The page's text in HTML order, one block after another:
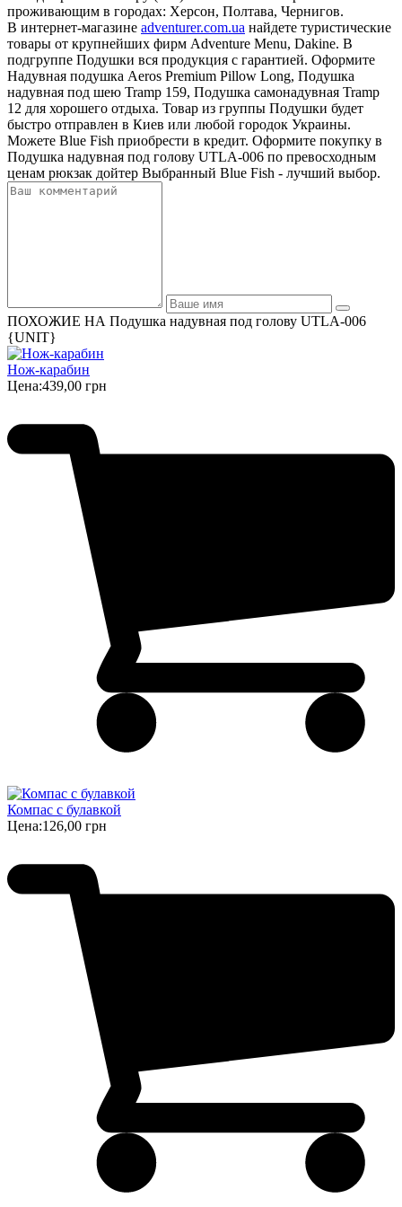
проживающим в городах: Херсон, Полтава, Чернигов.
В интернет-магазине adventurer.com.ua найдете туристические
товары от крупнейших фирм Adventure Menu, Dakine. В
подгруппе Подушки вся продукция с гарантией. Оформите
Надувная подушка Aeros Premium Pillow Long, Подушка
надувная под шею Tramp 159, Подушка самонадувная Tramp
12 для хорошего отдыха. Товар из группы Подушки будет
быстро отправлен в Киев или любой городок Украины.
Можете Blue Fish приобрести в кредит. Оформите покупку в
Подушка надувная под голову UTLA-006 по превосходным
ценам рюкзак дойтер Выбранный Blue Fish - лучший выбор.
ПОХОЖИЕ НА Подушка надувная под голову UTLA-006
{UNIT}
Нож-карабин
Цена:439,00 грн
Компас с булавкой
Цена:126,00 грн